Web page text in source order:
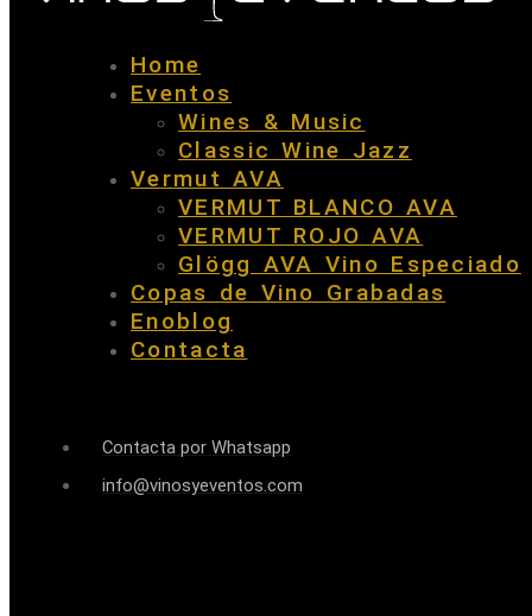
Home
Eventos
Wines & Music
Classic Wine Jazz
Vermut AVA
VERMUT BLANCO AVA
VERMUT ROJO AVA
Glögg AVA Vino Especiado
Copas de Vino Grabadas
Enoblog
Contacta
Contacta por Whatsapp
info@vinosyeventos.com